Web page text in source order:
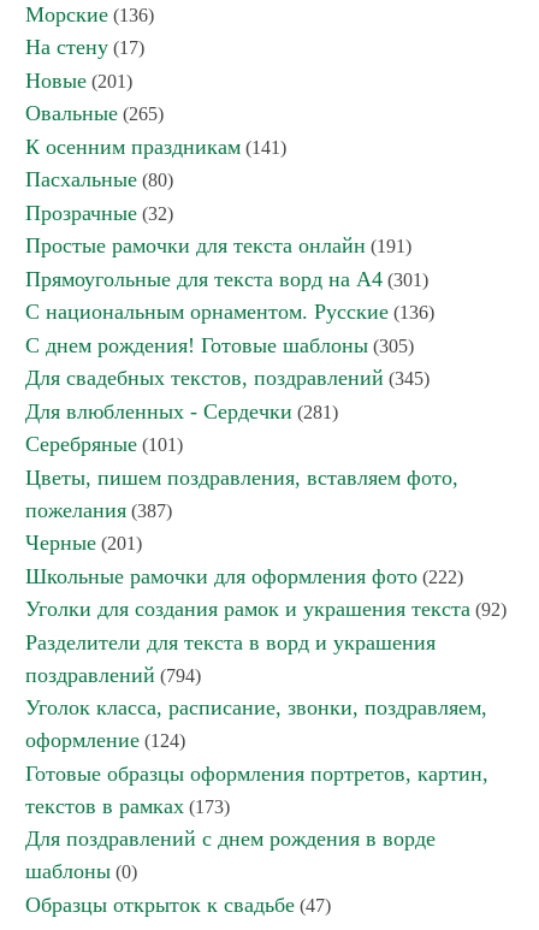
Морские (136)
На стену (17)
Новые (201)
Овальные (265)
К осенним праздникам (141)
Пасхальные (80)
Прозрачные (32)
Простые рамочки для текста онлайн (191)
Прямоугольные для текста ворд на А4 (301)
С национальным орнаментом. Русские (136)
С днем рождения! Готовые шаблоны (305)
Для свадебных текстов, поздравлений (345)
Для влюбленных - Сердечки (281)
Серебряные (101)
Цветы, пишем поздравления, вставляем фото,
пожелания (387)
Черные (201)
Школьные рамочки для оформления фото (222)
Уголки для создания рамок и украшения текста (92)
Разделители для текста в ворд и украшения
поздравлений (794)
Уголок класса, расписание, звонки, поздравляем,
оформление (124)
Готовые образцы оформления портретов, картин,
текстов в рамках (173)
Для поздравлений с днем рождения в ворде
шаблоны (0)
Образцы открыток к свадьбе (47)